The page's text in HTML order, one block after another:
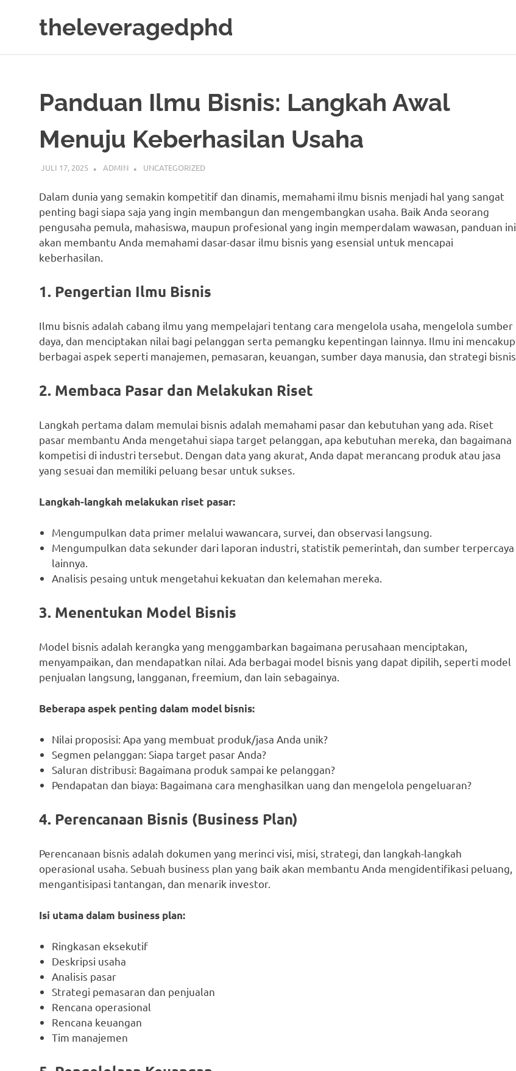
theleveragedphd
dan
Secara
Panduan Ilmu Bisnis: Langkah Awal
Menuju Keberhasilan Usaha
JULI 17, 2025 ADMIN UNCATEGORIZED
Dalam dunia yang semakin kompetitif dan dinamis, memahami ilmu bisnis menjadi hal yang sangat
penting bagi siapa saja yang ingin membangun dan mengembangkan usaha. Baik Anda seorang
pengusaha pemula, mahasiswa, maupun profesional yang ingin memperdalam wawasan, panduan ini
akan membantu Anda memahami dasar-dasar ilmu bisnis yang esensial untuk mencapai
keberhasilan.
1. Pengertian Ilmu Bisnis
Ilmu bisnis adalah cabang ilmu yang mempelajari tentang cara mengelola usaha, mengelola sumber
daya, dan menciptakan nilai bagi pelanggan serta pemangku kepentingan lainnya. Ilmu ini mencakup
berbagai aspek seperti manajemen, pemasaran, keuangan, sumber daya manusia, dan strategi bisnis.
2. Membaca Pasar dan Melakukan Riset
Langkah pertama dalam memulai bisnis adalah memahami pasar dan kebutuhan yang ada. Riset
pasar membantu Anda mengetahui siapa target pelanggan, apa kebutuhan mereka, dan bagaimana
kompetisi di industri tersebut. Dengan data yang akurat, Anda dapat merancang produk atau jasa
yang sesuai dan memiliki peluang besar untuk sukses.
Langkah-langkah melakukan riset pasar:
Mengumpulkan data primer melalui wawancara, survei, dan observasi langsung.
Mengumpulkan data sekunder dari laporan industri, statistik pemerintah, dan sumber terpercaya
lainnya.
Analisis pesaing untuk mengetahui kekuatan dan kelemahan mereka.
3. Menentukan Model Bisnis
Model bisnis adalah kerangka yang menggambarkan bagaimana perusahaan menciptakan,
menyampaikan, dan mendapatkan nilai. Ada berbagai model bisnis yang dapat dipilih, seperti model
penjualan langsung, langganan, freemium, dan lain sebagainya.
Beberapa aspek penting dalam model bisnis:
Nilai proposisi: Apa yang membuat produk/jasa Anda unik?
Segmen pelanggan: Siapa target pasar Anda?
Saluran distribusi: Bagaimana produk sampai ke pelanggan?
Pendapatan dan biaya: Bagaimana cara menghasilkan uang dan mengelola pengeluaran?
4. Perencanaan Bisnis (Business Plan)
Perencanaan bisnis adalah dokumen yang merinci visi, misi, strategi, dan langkah-langkah
operasional usaha. Sebuah business plan yang baik akan membantu Anda mengidentifikasi peluang,
mengantisipasi tantangan, dan menarik investor.
Isi utama dalam business plan:
Ringkasan eksekutif
Deskripsi usaha
Analisis pasar
Strategi pemasaran dan penjualan
Rencana operasional
Rencana keuangan
Tim manajemen